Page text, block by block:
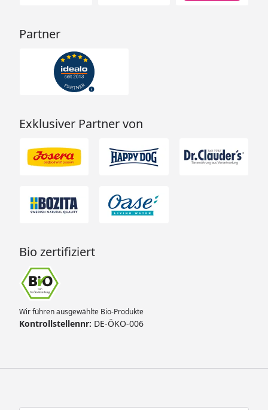
Partner
Exklusiver Partner von
Bio zertifiziert
Wir führen ausgewählte Bio-Produkte
Kontrollstellennr: DE-ÖKO-006